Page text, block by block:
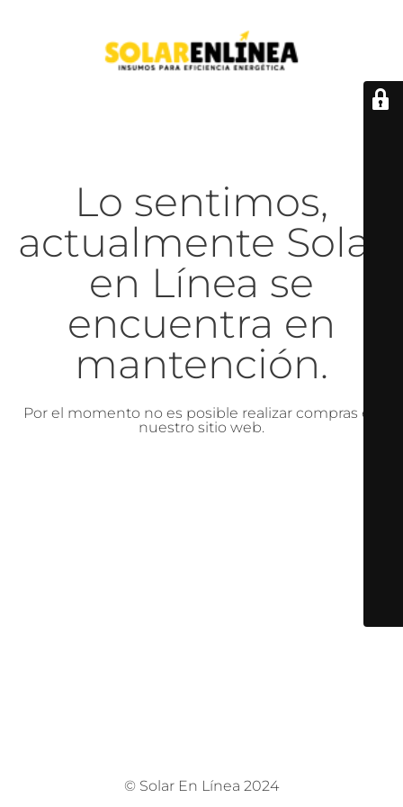
Lo sentimos,
actualmente Solar
en Línea se
encuentra en
mantención.
Por el momento no es posible realizar compras en
nuestro sitio web.
© Solar En Línea 2024